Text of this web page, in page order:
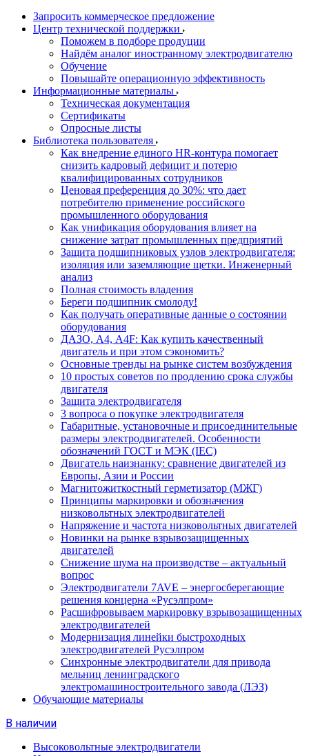
Запросить коммерческое предложение
Центр технической поддержки
Поможем в подборе продуции
Найдём аналог иностранному электродвигателю
Обучение
Повышайте операционную эффективность
Информационные материалы
Техническая документация
Сертификаты
Опросные листы
Библиотека пользователя
Как внедрение единого HR-контура помогает
снизить кадровый дефицит и потерю
квалифицированных сотрудников
Ценовая преференция до 30%: что дает
потребителю применение российского
промышленного оборудования
Как унификация оборудования влияет на
снижение затрат промышленных предприятий
Защита подшипниковых узлов электродвигателя:
изоляция или заземляющие щетки. Инженерный
анализ
Полная стоимость владения
Береги подшипник смолоду!
Как получать оперативные данные о состоянии
оборудования
ДАЗО, А4, А4F: Как купить качественный
двигатель и при этом сэкономить?
Основные тренды на рынке систем возбуждения
10 простых советов по продлению срока службы
двигателя
Защита электродвигателя
3 вопроса о покупке электродвигателя
Габаритные, установочные и присоединительные
размеры электродвигателей. Особенности
обозначений ГОСТ и МЭК (IEC)
Двигатель наизнанку: сравнение двигателей из
Европы, Азии и России
Магнитожиткостный герметизатор (МЖГ)
Принципы маркировки и обозначения
низковольтных электродвигателей
Напряжение и частота низковольтных двигателей
Новинки на рынке взрывозащищенных
двигателей
Снижение шума на производстве – актуальный
вопрос
Электродвигатели 7AVE – энергосберегающие
решения концерна «Русэлпром»
Расшифровываем маркировку взрывозащищенных
электродвигателей
Модернизация линейки быстроходных
электродвигателей Русэлпром
Синхронные электродвигатели для привода
мельниц ленинградского
электромашиностроительного завода (ЛЭЗ)
Обучающие материалы
В наличии
Высоковольтные электродвигатели